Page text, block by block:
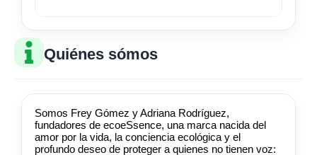
Quiénes sómos
Somos Frey Gómez y Adriana Rodríguez,
fundadores de ecoeSsence, una marca nacida del
amor por la vida, la conciencia ecológica y el
profundo deseo de proteger a quienes no tienen voz: